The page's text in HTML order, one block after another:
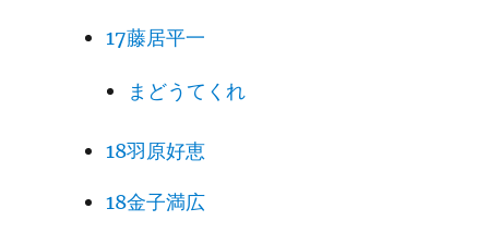
17藤居平一
まどうてくれ
18羽原好恵
18金子満広